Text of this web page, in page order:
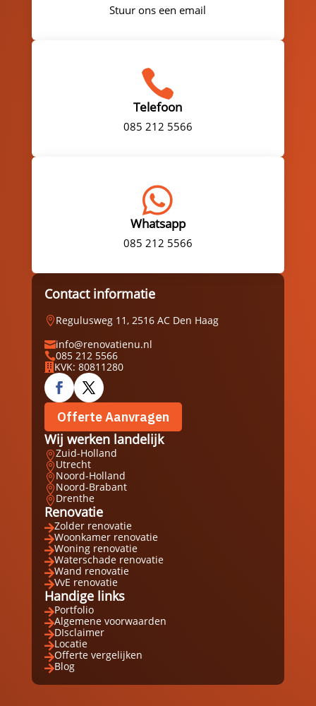
Stuur ons een email

Telefoon
085 212 5566

Whatsapp
085 212 5566
Contact informatie
Regulusweg 11, 2516 AC Den Haag
info@renovatienu.nl
085 212 5566
 KVK: 80811280
Offerte Aanvragen
Wij werken landelijk
Zuid-Holland
Utrecht
Noord-Holland
Noord-Brabant
Drenthe
Renovatie
Zolder renovatie
Woonkamer renovatie
Woning renovatie
Waterschade renovatie
Wand renovatie
VvE renovatie
Handige links
Portfolio
Algemene voorwaarden
DIsclaimer
Locatie
Offerte vergelijken
Blog